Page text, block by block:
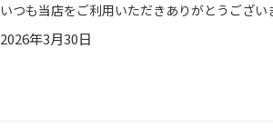
2026年3月30日